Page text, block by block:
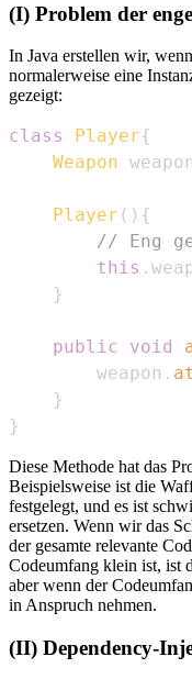
(I) Problem der
In Java erstellen wir,
normalerweise eine
gezeigt:
class Player{
Weapon weapon
Player ( ) {
// Eng
this .
}
public void
        weapon
.
}
}
Diese Methode hat das
Beispielsweise ist die
festgelegt, und es ist
ersetzen. Wenn wir das
der gesamte relevante
Codeumfang klein ist, ist
aber wenn der
in Anspruch nehmen.
(II) Dependency-